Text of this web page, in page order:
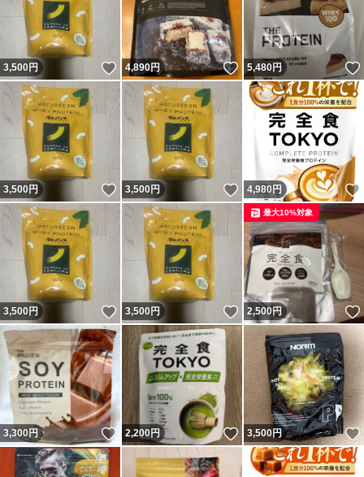
3,500円 いいね！
4,890円 いいね！
5,480円
3,500円 いいね！
3,500円 いいね！
4,980円
3,500円 いいね！
3,500円 いいね！
2,500円
最大10%対象
3,300円 いいね！
2,200円 いいね！
3,500円